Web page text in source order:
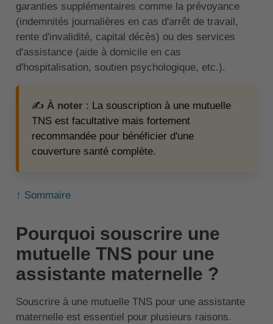
garanties supplémentaires comme la prévoyance
(indemnités journalières en cas d'arrêt de travail,
rente d'invalidité, capital décès) ou des services
d'assistance (aide à domicile en cas
d'hospitalisation, soutien psychologique, etc.).
✍️ À noter : La souscription à une mutuelle
TNS est facultative mais fortement
recommandée pour bénéficier d'une
couverture santé complète.
↑ Sommaire
Pourquoi souscrire une
mutuelle TNS pour une
assistante maternelle ?
Souscrire à une mutuelle TNS pour une assistante
maternelle est essentiel pour plusieurs raisons.